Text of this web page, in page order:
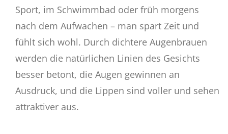
Sport, im Schwimmbad oder früh morgens
nach dem Aufwachen – man spart Zeit und
fühlt sich wohl. Durch dichtere Augenbrauen
werden die natürlichen Linien des Gesichts
besser betont, die Augen gewinnen an
Ausdruck, und die Lippen sind voller und sehen
attraktiver aus.